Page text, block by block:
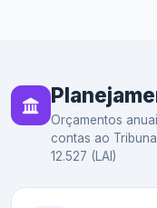
Orçamentos
contas ao
12.527 (LAI)